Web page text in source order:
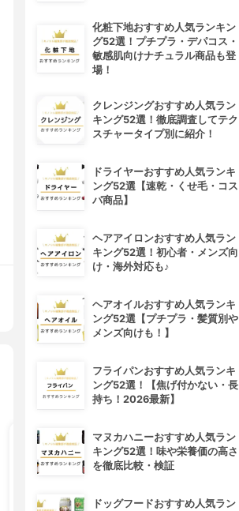
4位
化粧下地おすすめ人気ランキン
グ52選！プチプラ・デパコス・
敏感肌向けナチュラル商品も登
場！
クレンジングおすすめ人気ラン
キング52選！徹底調査してテク
スチャータイプ別に紹介！
ドライヤーおすすめ人気ランキ
ング52選【速乾・くせ毛・コス
パ商品】
ヘアアイロンおすすめ人気ラン
キング52選！初心者・メンズ向
け・海外対応も♪
ヘアオイルおすすめ人気ランキ
ング52選【プチプラ・髪質別や
メンズ向けも！】
フライパンおすすめ人気ランキ
ング52選！【焦げ付かない・長
持ち！2026最新】
マヌカハニーおすすめ人気ラン
キング52選！味や栄養価の高さ
を徹底比較・検証
ドッグフードおすすめ人気ラン